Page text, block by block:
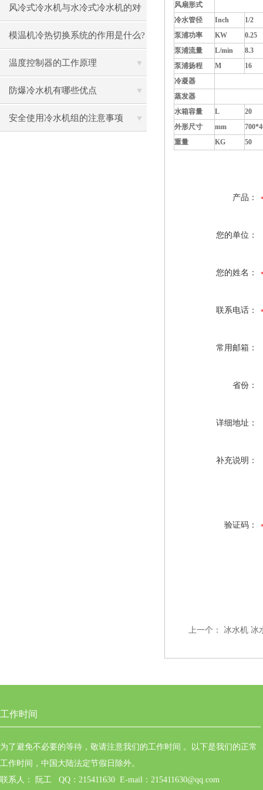
其解决方法
风冷式冷水机与水冷式冷水机的对
比
模温机冷热切换系统的作用是什么?
温度控制器的工作原理
防爆冷水机有哪些优点
安全使用冷水机组的注意事项
风扇形式
冷水管径
Inch
1/2
泵浦功率
KW
0.25
泵浦流量
L/min
8.3
泵浦扬程
M
16
冷凝器
蒸发器
水箱容量
L
20
外形尺寸
mm
重量
KG 50
产品：
您的单位：
您的姓名：
联系电话：
常用邮箱：
省份：
详细地址：
补充说明：
验证码：
上一个： 冰水机 冰
工作时间
为了避免不必要的等待，敬请注意我们的工作时间 。以下是我们的正常
工作时间，中国大陆法定节假日除外。
联系人： 阮工 QQ：215411630 E-mail：215411630@qq.com